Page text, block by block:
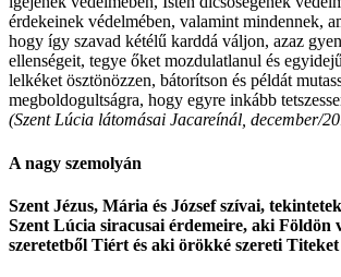
érdekeinek védelmében, valamint mindennek,
hogy így szavad kétélű karddá váljon, azaz
ellenségeit, tegye őket mozdulatlanul és
lelkéket ösztönözzen, bátorítson és példát
megboldogultságra, hogy egyre inkább
(Szent Lúcia látomásai Jacareínál, december/
A nagy szemolyán
Szent Jézus, Mária és József szívai,
Szent Lúcia siracusai érdemeire, aki Földön
szeretetből Tiért és aki örökké szereti